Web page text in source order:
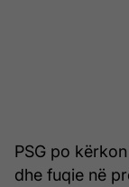
PSG po
dhe fuqie në